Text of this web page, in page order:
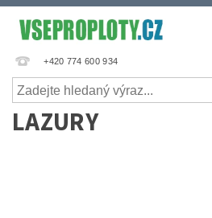
+420 774 600 934
LAZURY